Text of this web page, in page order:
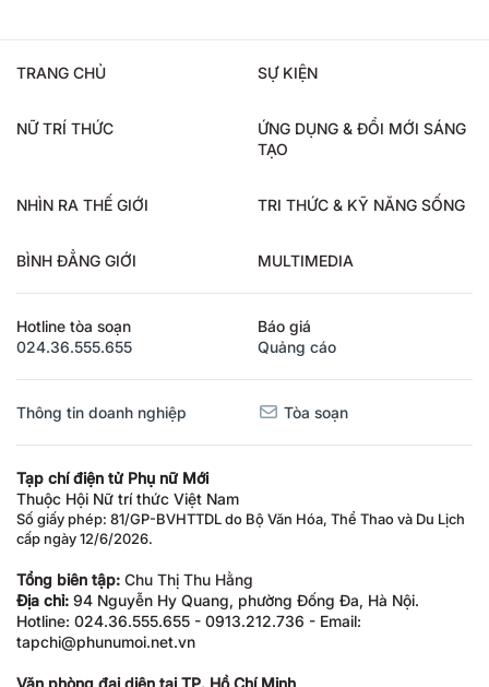
TRANG CHỦ SỰ KIỆN
NỮ TRÍ THỨC
ỨNG DỤNG & ĐỔI MỚI SÁNG
TẠO
NHÌN RA THẾ GIỚI TRI THỨC & KỸ NĂNG SỐNG
BÌNH ĐẲNG GIỚI MULTIMEDIA
Hotline tòa soạn
024.36.555.655
Báo giá
Quảng cáo
Thông tin doanh nghiệp Tòa soạn
Tạp chí điện tử Phụ nữ Mới
Thuộc Hội Nữ trí thức Việt Nam
Số giấy phép: 81/GP-BVHTTDL do Bộ Văn Hóa, Thể Thao và Du Lịch
cấp ngày 12/6/2026.
Tổng biên tập: Chu Thị Thu Hằng
Địa chỉ: 94 Nguyễn Hy Quang, phường Đống Đa, Hà Nội.
Hotline: 024.36.555.655 - 0913.212.736 - Email:
tapchi@phunumoi.net.vn